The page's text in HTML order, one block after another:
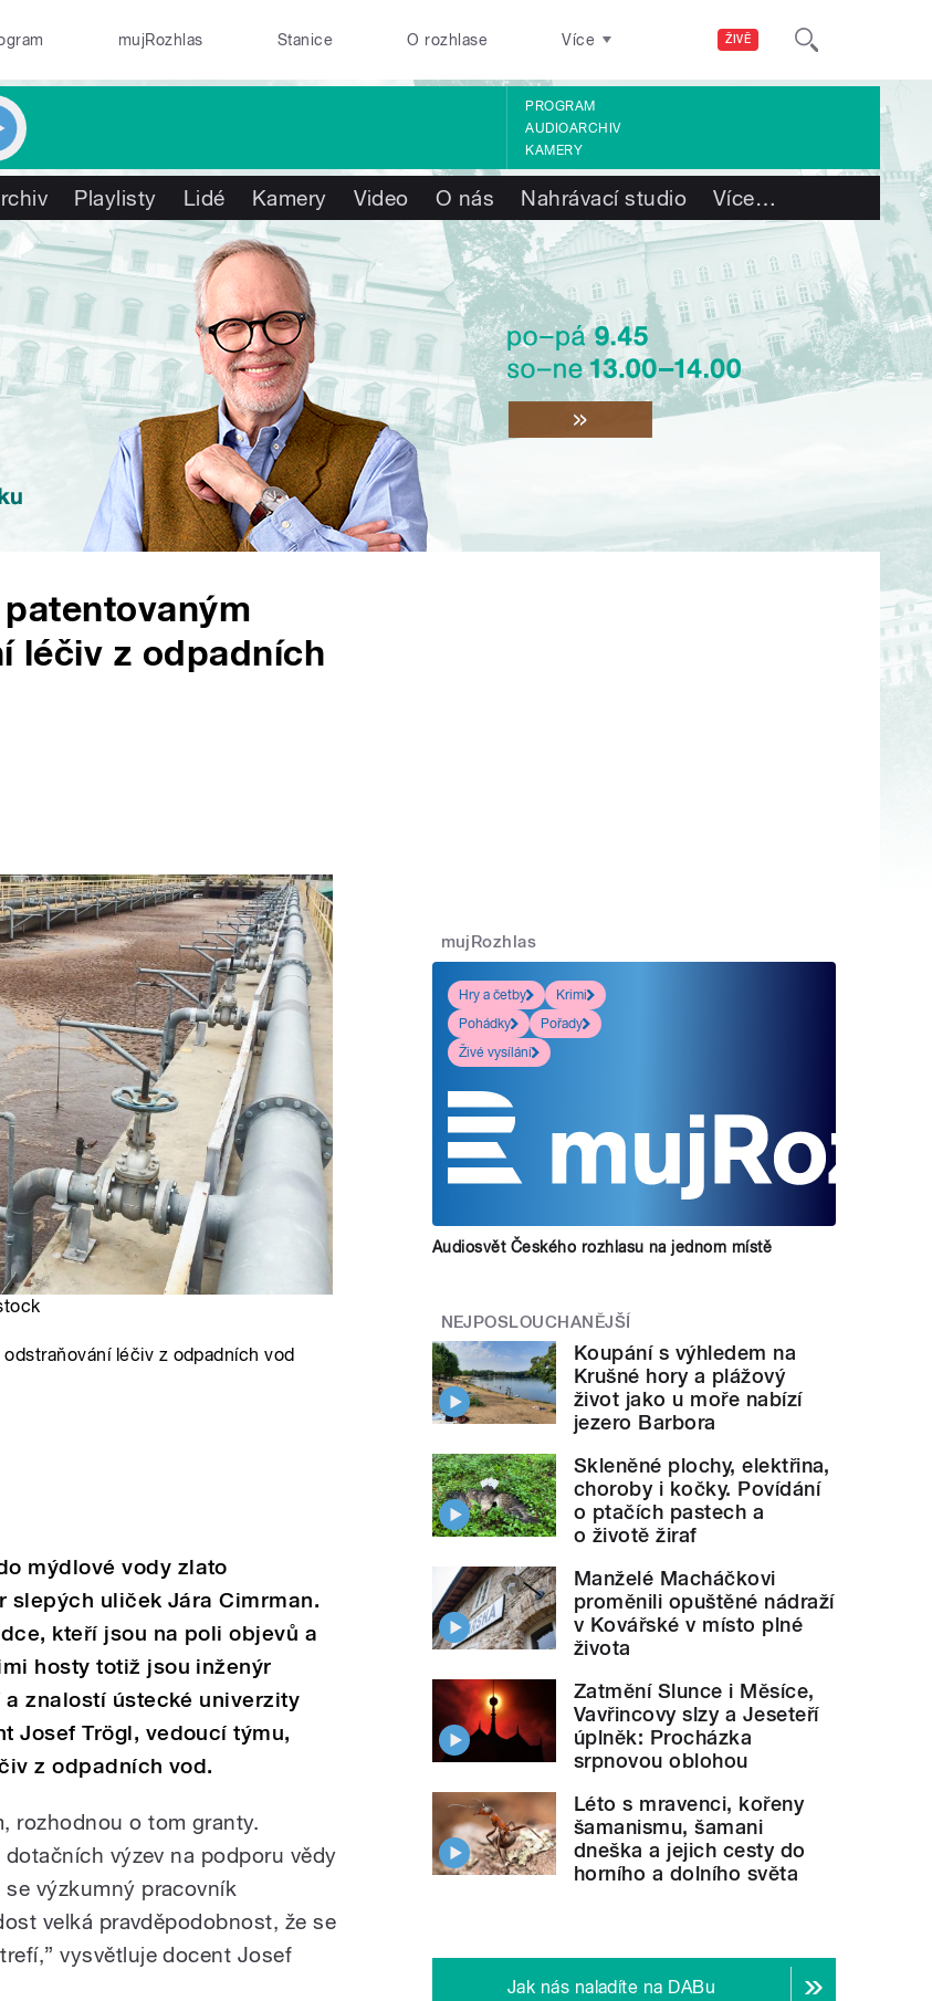
ŽIVĚ
mujRozhlas Stanice O rozhlase Více
PROGRAM
AUDIOARCHIV
KAMERY
Playlisty Lidé Kamery Video O nás Nahrávací studio Více…
léčiv z odpadních
léčiv z odpadních vod
mýdlové vody zlato
slepých uliček Jára Cimrman.
kteří jsou na poli objevů a
hosty totiž jsou inženýr
znalostí ústecké univerzity
Josef Trögl, vedoucí týmu,
z odpadních vod.
rozhodnou o tom granty.
výzev na podporu vědy
výzkumný pracovník
velká pravděpodobnost, že se
vysvětluje docent Josef
mujRozhlas
Hry a četby
Krimi
Pohádky
Pořady
Živé vysílání
Audiosvět Českého rozhlasu na jednom místě
NEJPOSLOUCHANĚJŠÍ
Koupání s výhledem na
Krušné hory a plážový
život jako u moře nabízí
jezero Barbora
Skleněné plochy, elektřina,
choroby i kočky. Povídání
o ptačích pastech a
o životě žiraf
Manželé Macháčkovi
proměnili opuštěné nádraží
v Kovářské v místo plné
života
Zatmění Slunce i Měsíce,
Vavřincovy slzy a Jeseteří
úplněk: Procházka
srpnovou oblohou
Léto s mravenci, kořeny
šamanismu, šamani
dneška a jejich cesty do
horního a dolního světa
Jak nás naladíte na DABu